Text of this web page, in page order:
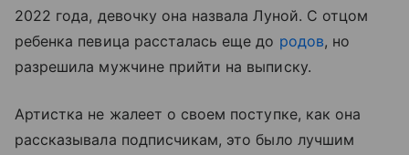
2022 года, девочку она назвала Луной. С отцом
ребенка певица рассталась еще до родов, но
разрешила мужчине прийти на выписку.
Артистка не жалеет о своем поступке, как она
рассказывала подписчикам, это было лучшим